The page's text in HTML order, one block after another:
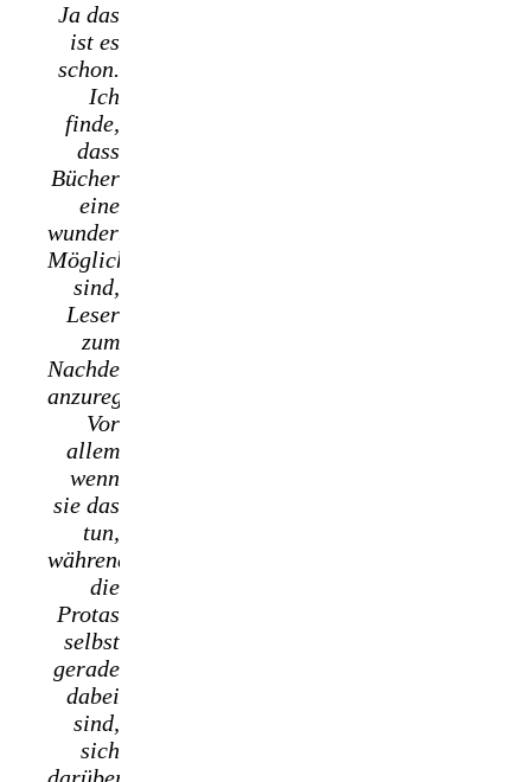
Ja das
ist es
schon.
Ich
finde,
dass
Bücher
eine
wunderbare
Möglichkeit
sind,
Leser
zum
Nachdenken
anzuregen.
Vor
allem
wenn
sie das
tun,
während
die
Protas
selbst
gerade
dabei
sind,
sich